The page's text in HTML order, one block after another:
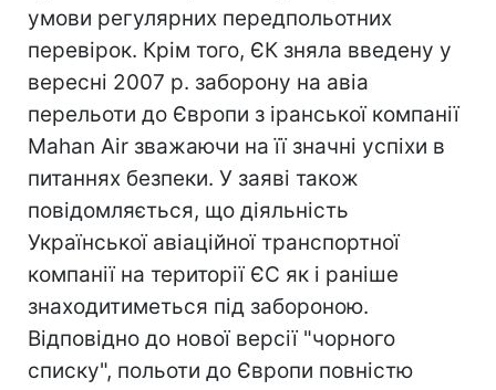
умови регулярних передпольотних
перевірок. Крім того, ЄК зняла введену у
вересні 2007 р. заборону на авіа
перельоти до Європи з іранської компанії
Mahan Air зважаючи на її значні успіхи в
питаннях безпеки. У заяві також
повідомляється, що діяльність
Української авіаційної транспортної
компанії на території ЄС як і раніше
знаходитиметься під забороною.
Відповідно до нової версії "чорного
списку", польоти до Європи повністю